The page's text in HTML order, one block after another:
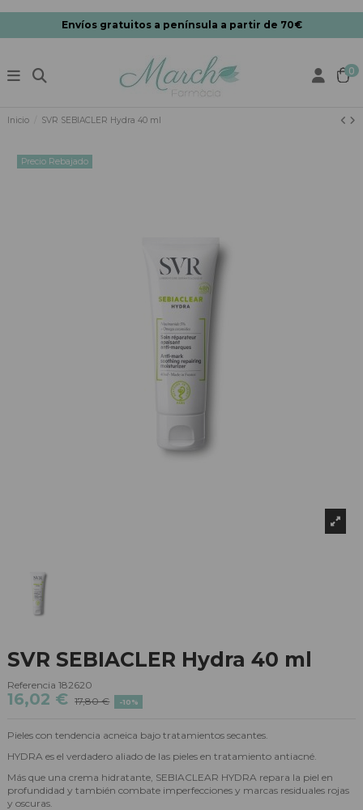
Envíos gratuitos a península a partir de 70€
0
Inicio SVR SEBIACLER Hydra 40 ml
Precio Rebajado
SVR SEBIACLER Hydra 40 ml
Referencia 182620
16,02 € 17,80 € -10%
Pieles con tendencia acneica bajo tratamientos secantes.
HYDRA es el verdadero aliado de las pieles en tratamiento antiacné.
Más que una crema hidratante, SEBIACLEAR HYDRA repara la piel en
profundidad y también combate imperfecciones y marcas residuales rojas
y oscuras.